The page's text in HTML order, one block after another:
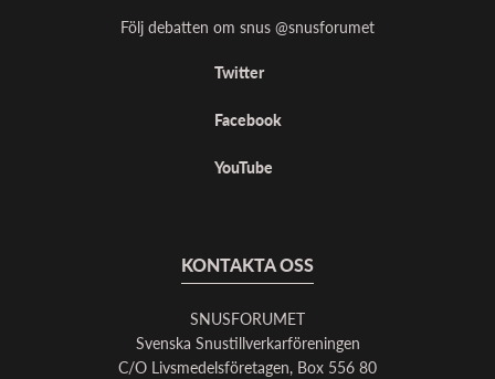
Följ debatten om snus @snusforumet
Twitter
Facebook
YouTube
KONTAKTA OSS
SNUSFORUMET
Svenska Snustillverkarföreningen
C/O Livsmedelsföretagen, Box 556 80